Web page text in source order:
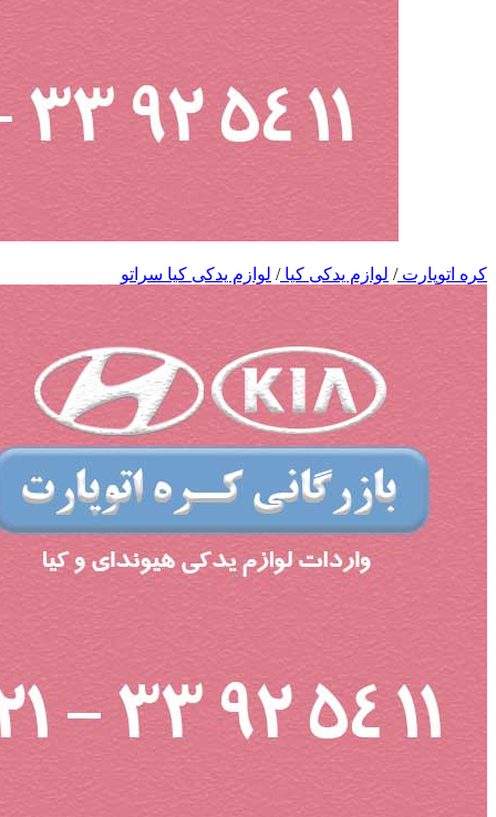
کره اتوپارت/ لوازم یدکی کیا/ لوازم یدکی کیا سراتو